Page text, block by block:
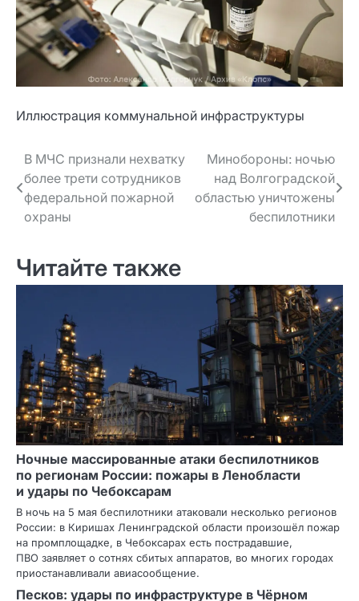
Иллюстрация коммунальной инфраструктуры
Навигация
по записям
В МЧС признали нехватку
более трети сотрудников
федеральной пожарной
охраны
Минобороны: ночью
над Волгоградской
областью уничтожены
беспилотники
Читайте также
Ночные массированные атаки беспилотников
по регионам России: пожары в Ленобласти
и удары по Чебоксарам
В ночь на 5 мая беспилотники атаковали несколько регионов
России: в Киришах Ленинградской области произошёл пожар
на промплощадке, в Чебоксарах есть пострадавшие,
ПВО заявляет о сотнях сбитых аппаратов, во многих городах
приостанавливали авиасообщение.
Песков: удары по инфраструктуре в Чёрном